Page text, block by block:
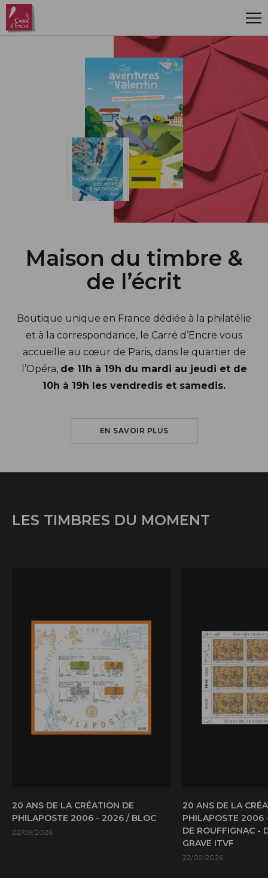
Aller au contenu principal
Maison du timbre &
de l’écrit
Boutique unique en France dédiée à la philatélie
et à la correspondance, le Carré d’Encre vous
accueille au cœur de Paris, dans le quartier de
l’Opéra, de 11h à 19h du mardi au jeudi et de
10h à 19h les vendredis et samedis.
EN SAVOIR PLUSSUR LE CARRÉ D'ENCRE
LES TIMBRES DU MOMENT
20 ANS DE LA CRÉATION DE
PHILAPOSTE 2006 - 2026 / BLOC
22/09/2026
20 ANS DE LA
PHILAPOSTE 2006
DE ROUFFIGNAC -
GRAVE ITVF
22/09/2026